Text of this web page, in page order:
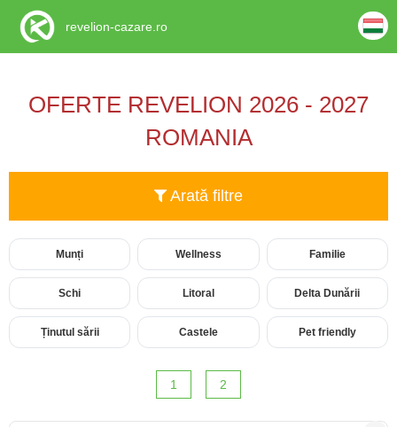
OFERTE REVELION 2026 - 2027
ROMANIA
Arată filtre
Munți Wellness Familie
Schi Litoral Delta Dunării
Ținutul sării Castele Pet friendly
1 2
revelion-cazare.ro